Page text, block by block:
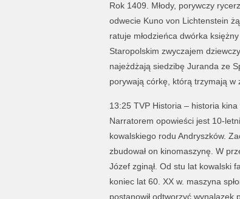
Rok 1409. Młody, porywczy
odwecie Kuno von Lichtenstein
ratuje młodzieńca dwórka
Staropolskim zwyczajem
najeżdżają siedzibę Juranda ze
porywają córkę, którą trzymają w
13:25 TVP Historia – historia kina
Narratorem opowieści jest 10-
kowalskiego rodu Andryszków.
zbudował on kinomaszynę. W
Józef zginął. Od stu lat kowalski
koniec lat 60. XX w. maszyna
postanowił odtworzyć wynalazek